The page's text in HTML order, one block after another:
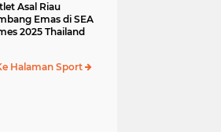
Asal Riau
Emas di SEA
2025 Thailand
Halaman Sport